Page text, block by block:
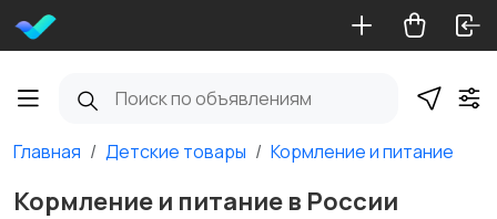
Главная Детские товары Кормление и питание
Кормление и питание в России